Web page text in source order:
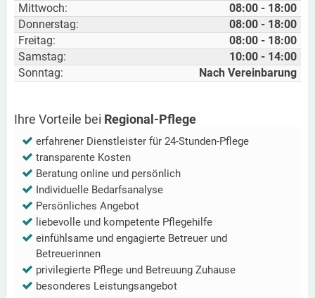
Mittwoch:
08:00 - 18:00
Donnerstag:
08:00 - 18:00
Freitag:
08:00 - 18:00
Samstag:
10:00 - 14:00
Sonntag:
Nach Vereinbarung
Ihre Vorteile bei Regional-Pflege
erfahrener Dienstleister für 24-Stunden-Pflege
transparente Kosten
Beratung online und persönlich
Individuelle Bedarfsanalyse
Persönliches Angebot
liebevolle und kompetente Pflegehilfe
einfühlsame und engagierte Betreuer und
Betreuerinnen
privilegierte Pflege und Betreuung Zuhause
besonderes Leistungsangebot